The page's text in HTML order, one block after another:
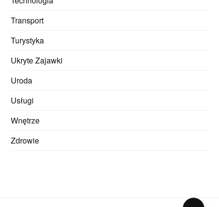
Transport
Turystyka
Ukryte Zajawki
Uroda
Usługi
Wnętrze
Zdrowie